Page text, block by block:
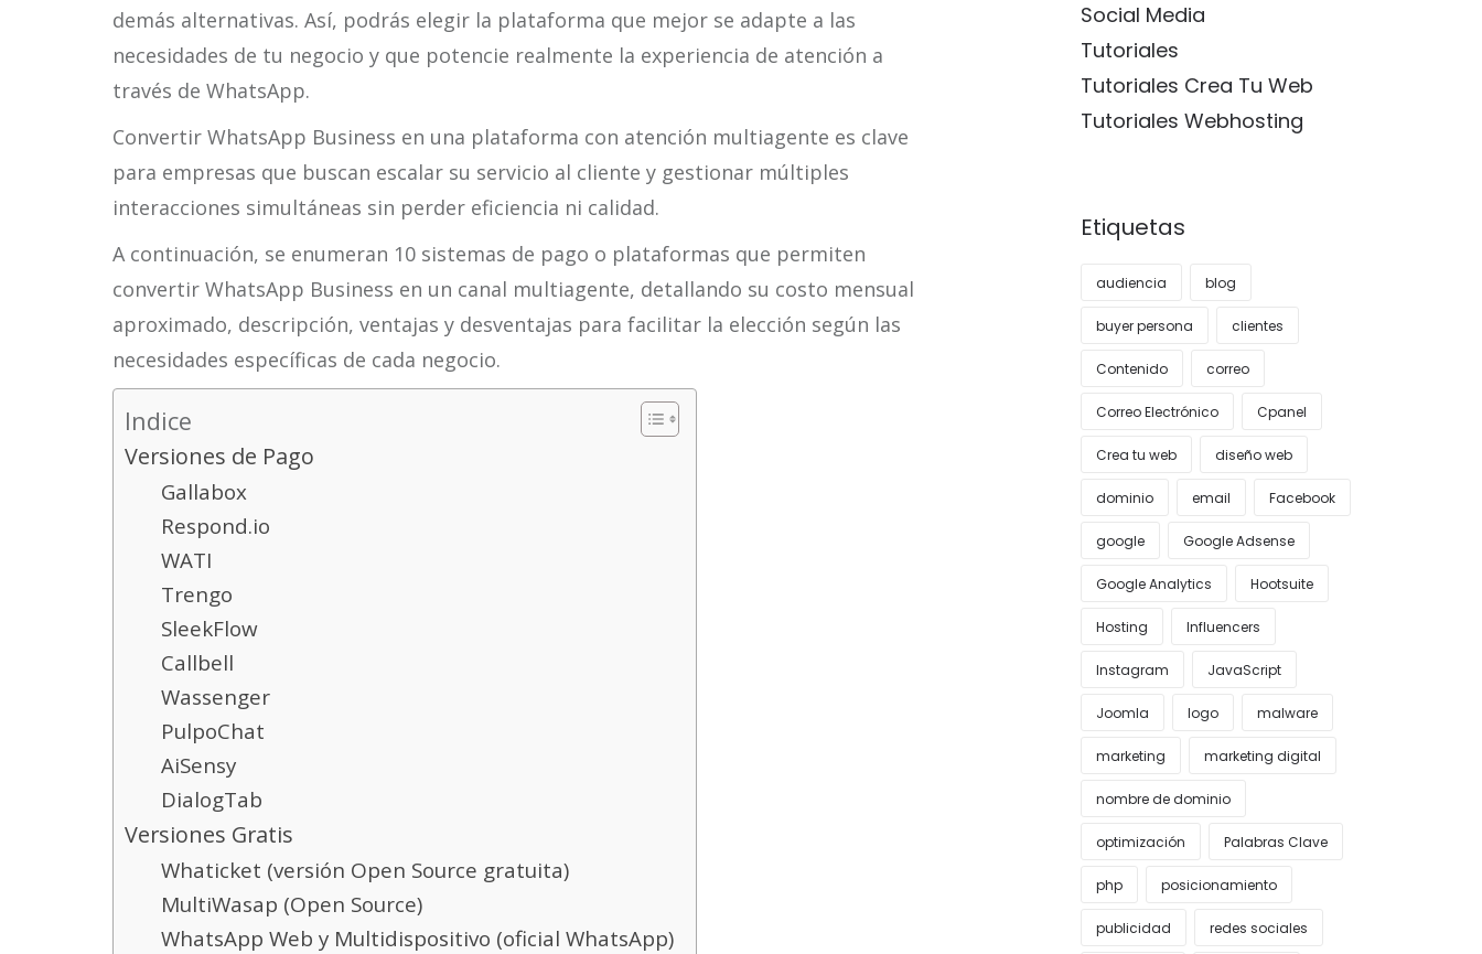
demás alternativas. Así, podrás elegir la plataforma que mejor se adapte a las
necesidades de tu negocio y que potencie realmente la experiencia de atención a
través de WhatsApp.
Convertir WhatsApp Business en una plataforma con atención multiagente es clave
para empresas que buscan escalar su servicio al cliente y gestionar múltiples
interacciones simultáneas sin perder eficiencia ni calidad.
A continuación, se enumeran 10 sistemas de pago o plataformas que permiten
convertir WhatsApp Business en un canal multiagente, detallando su costo mensual
aproximado, descripción, ventajas y desventajas para facilitar la elección según las
necesidades específicas de cada negocio.
Indice
Versiones de Pago
Gallabox
Respond.io
WATI
Trengo
SleekFlow
Callbell
Wassenger
PulpoChat
AiSensy
DialogTab
Versiones Gratis
Whaticket (versión Open Source gratuita)
MultiWasap (Open Source)
WhatsApp Web y Multidispositivo (oficial WhatsApp)
Social Media
Tutoriales
Tutoriales Crea Tu Web
Tutoriales Webhosting
Etiquetas
audiencia blog
buyer persona clientes
Contenido correo
Correo Electrónico Cpanel
Crea tu web diseño web
dominio email Facebook
google Google Adsense
Google Analytics Hootsuite
Hosting Influencers
Instagram JavaScript
Joomla logo malware
marketing marketing digital
nombre de dominio
optimización Palabras Clave
php posicionamiento
publicidad redes sociales